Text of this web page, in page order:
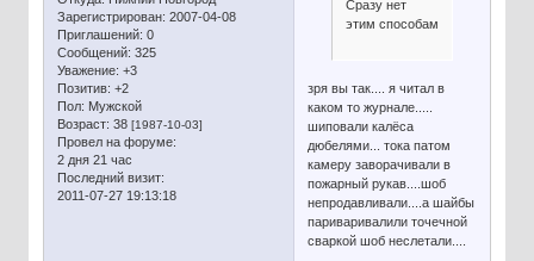
Зарегистрирован: 2007-04-08
Приглашений: 0
Сообщений: 325
Уважение: +3
Позитив: +2
Пол: Мужской
Возраст: 38 [1987-10-03]
Провел на форуме:
2 дня 21 час
Последний визит:
2011-07-27 19:13:18
Сразу нет
этим способам
зря вы так.... я читал в
каком то журнале.....
шиповали калёса
дюбелями... тока патом
камеру заворачивали в
пожарный рукав....шоб
непродавливали....а шайбы
париваривалили точечной
сваркой шоб неслетали....